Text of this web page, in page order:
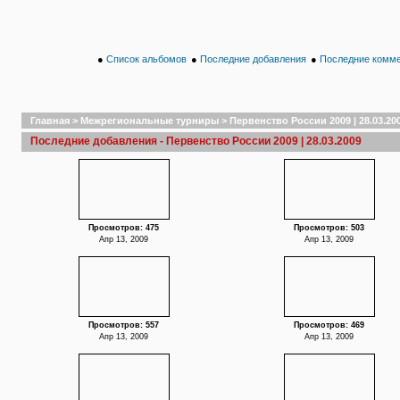
● Список альбомов ● Последние добавления ● Последние
Главная > Межрегиональные турниры > Первенство России 2009 |
Последние добавления - Первенство России 2009 | 28.03.2009
Просмотров: 475
Апр 13, 2009
Просмотров: 503
Апр 13, 2009
Просмотров: 557
Апр 13, 2009
Просмотров: 469
Апр 13, 2009